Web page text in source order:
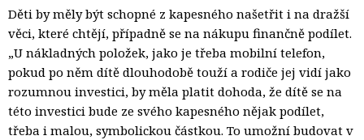
Děti by měly být schopné z kapesného našetřit i na dražší
věci, které chtějí, případně se na nákupu finančně podílet.
„U nákladných položek, jako je třeba mobilní telefon,
pokud po něm dítě dlouhodobě touží a rodiče jej vidí jako
rozumnou investici, by měla platit dohoda, že dítě se na
této investici bude ze svého kapesného nějak podílet,
třeba i malou, symbolickou částkou. To umožní budovat v